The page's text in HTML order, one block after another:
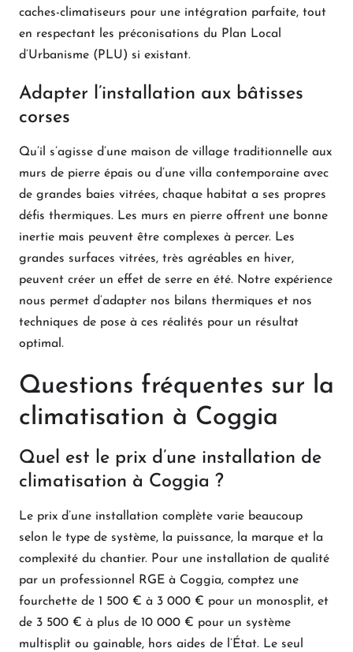
caches-climatiseurs pour une intégration parfaite, tout
en respectant les préconisations du Plan Local
d’Urbanisme (PLU) si existant.
Adapter l’installation aux bâtisses
corses
Qu’il s’agisse d’une maison de village traditionnelle aux
murs de pierre épais ou d’une villa contemporaine avec
de grandes baies vitrées, chaque habitat a ses propres
défis thermiques. Les murs en pierre offrent une bonne
inertie mais peuvent être complexes à percer. Les
grandes surfaces vitrées, très agréables en hiver,
peuvent créer un effet de serre en été. Notre expérience
nous permet d’adapter nos bilans thermiques et nos
techniques de pose à ces réalités pour un résultat
optimal.
Questions fréquentes sur la
climatisation à Coggia
Quel est le prix d’une installation de
climatisation à Coggia ?
Le prix d’une installation complète varie beaucoup
selon le type de système, la puissance, la marque et la
complexité du chantier. Pour une installation de qualité
par un professionnel RGE à Coggia, comptez une
fourchette de 1 500 € à 3 000 € pour un monosplit, et
de 3 500 € à plus de 10 000 € pour un système
multisplit ou gainable, hors aides de l’État. Le seul